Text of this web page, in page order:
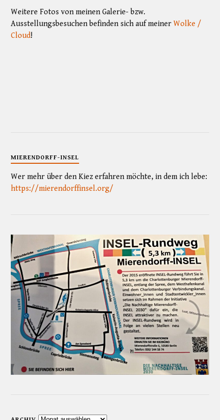
Weitere Fotos von meinen Galerie- bzw.
Ausstellungsbesuchen befinden sich auf meinerWolke /
Cloud!
MIERENDORFF-INSEL
Wer mehr über den Kiez erfahren möchte, in dem ich lebe:
https://mierendorffinsel.org/